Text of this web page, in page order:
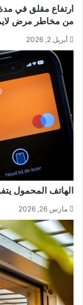
ارتفاع مقلق في
من مخاطر مرض
أبريل 2, 2026
الهاتف المحمول
مارس 26, 2026